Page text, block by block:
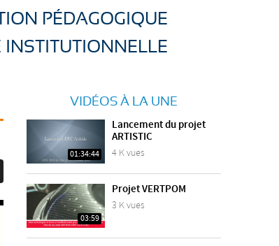
PÉDAGOGIQUE
INSTITUTIONNELLE
VIDÉOS À LA UNE
01:34:44
Lancement du projet
ARTISTIC
4 K vues
03:59
Projet VERTPOM
3 K vues